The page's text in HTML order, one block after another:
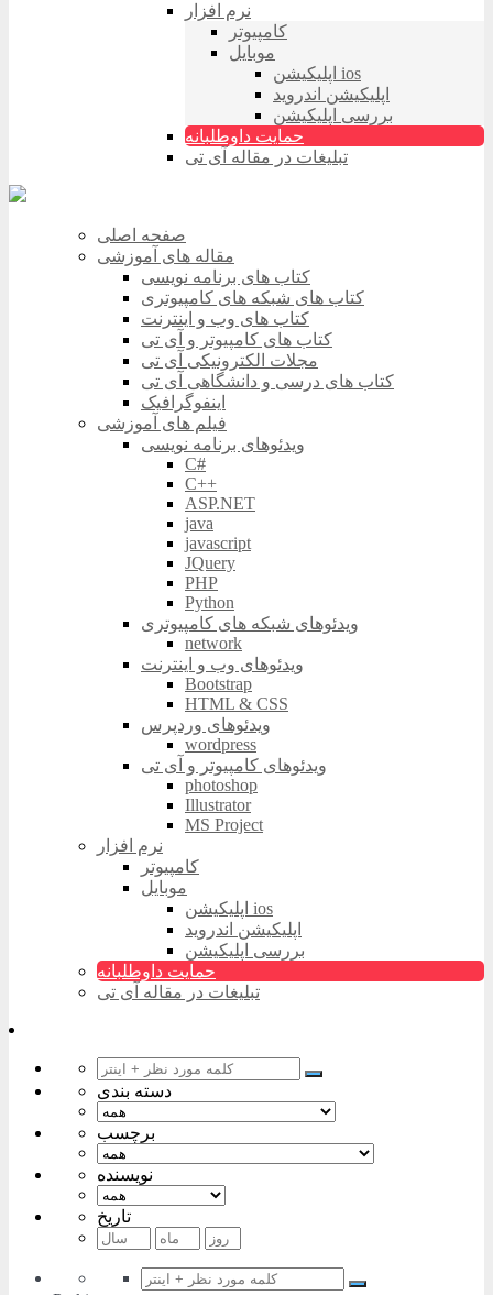
نرم افزار
کامپیوتر
موبایل
اپلیکیشن ios
اپلیکیشن اندروید
بررسی اپلیکیشن
حمایت داوطلبانه
تبلیغات در مقاله آی تی
صفحه اصلی
مقاله های آموزشی
کتاب های برنامه نویسی
کتاب های شبکه های کامپیوتری
کتاب های وب و اینترنت
کتاب های کامپیوتر و آی تی
مجلات الکترونیکی آی تی
کتاب های درسی و دانشگاهی آی تی
اینفوگرافیک
فیلم های آموزشی
ویدئوهای برنامه نویسی
C#
C++
ASP.NET
java
javascript
JQuery
PHP
Python
ویدئوهای شبکه های کامپیوتری
network
ویدئوهای وب و اینترنت
Bootstrap
HTML & CSS
ویدئوهای وردپرس
wordpress
ویدئوهای کامپیوتر و آی تی
photoshop
Illustrator
MS Project
نرم افزار
کامپیوتر
موبایل
اپلیکیشن ios
اپلیکیشن اندروید
بررسی اپلیکیشن
حمایت داوطلبانه
تبلیغات در مقاله آی تی
دسته بندی
برچسب
نویسنده
تاریخ